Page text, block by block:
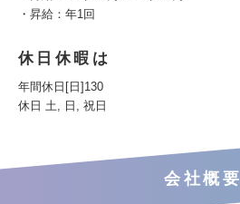
・昇給：年1回
休日休暇は
年間休日[日]130
休日 土, 日, 祝日
会社概要